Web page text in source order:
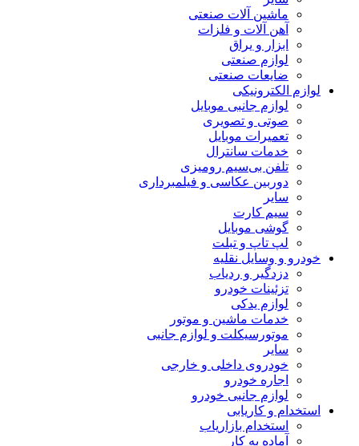
ماشین آلات صنعتی
آهن آلات و فلزات
ابزار و یراق
لوازم صنعتی
ضایعات صنعتی
لوازم الکترونیکی
لوازم جانبی موبایل
صوتی و تصویری
تعمیرات موبایل
خدمات سانترال
تلفن بی‌سیم رومیزی
دوربین عکاسی و فیلمبرداری
سایر
سیم کارت
گوشی موبایل
لپ تاپ و تبلت
خودرو و وسایل نقلیه
دزدگیر و ردیاب
تزئینات خودرو
لوازم یدکی
خدمات ماشین و موتور
موتورسیکلت و لوازم جانبی
سایر
خودروی داخلی و خارجی
اجاره خودرو
لوازم جانبی خودرو
استخدام و کاریابی
استخدام بازاریاب
آماده به کار